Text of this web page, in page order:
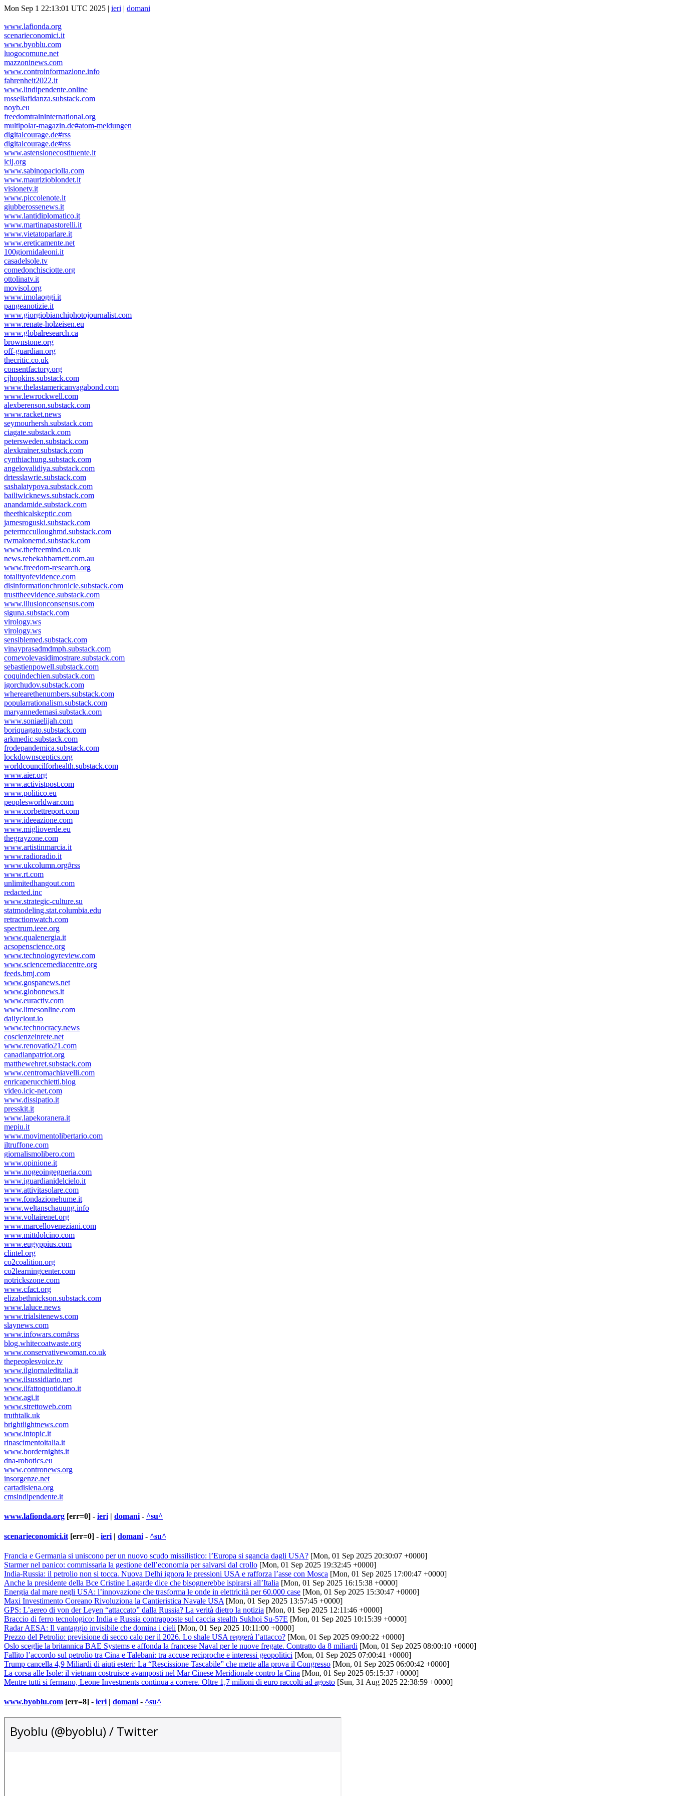
Mon Sep 1 22:13:01 UTC 2025 | ieri | domani
www.lafionda.org
scenarieconomici.it
www.byoblu.com
luogocomune.net
mazzoninews.com
www.controinformazione.info
fahrenheit2022.it
www.lindipendente.online
rossellafidanza.substack.com
noyb.eu
freedomtraininternational.org
multipolar-magazin.de#atom-meldungen
digitalcourage.de#rss
digitalcourage.de#rss
www.astensionecostituente.it
icij.org
www.sabinopaciolla.com
www.maurizioblondet.it
visionetv.it
www.piccolenote.it
giubberossenews.it
www.lantidiplomatico.it
www.martinapastorelli.it
www.vietatoparlare.it
www.ereticamente.net
100giornidaleoni.it
casadelsole.tv
comedonchisciotte.org
ottolinatv.it
movisol.org
www.imolaoggi.it
pangeanotizie.it
www.giorgiobianchiphotojournalist.com
www.renate-holzeisen.eu
www.globalresearch.ca
brownstone.org
off-guardian.org
thecritic.co.uk
consentfactory.org
cjhopkins.substack.com
www.thelastamericanvagabond.com
www.lewrockwell.com
alexberenson.substack.com
www.racket.news
seymourhersh.substack.com
ciagate.substack.com
petersweden.substack.com
alexkrainer.substack.com
cynthiachung.substack.com
angelovalidiya.substack.com
drtesslawrie.substack.com
sashalatypova.substack.com
bailiwicknews.substack.com
anandamide.substack.com
theethicalskeptic.com
jamesroguski.substack.com
petermcculloughmd.substack.com
rwmalonemd.substack.com
www.thefreemind.co.uk
news.rebekahbarnett.com.au
www.freedom-research.org
totalityofevidence.com
disinformationchronicle.substack.com
trusttheevidence.substack.com
www.illusionconsensus.com
siguna.substack.com
virology.ws
virology.ws
sensiblemed.substack.com
vinayprasadmdmph.substack.com
comevolevasidimostrare.substack.com
sebastienpowell.substack.com
coquindechien.substack.com
igorchudov.substack.com
wherearethenumbers.substack.com
popularrationalism.substack.com
maryannedemasi.substack.com
www.soniaelijah.com
boriquagato.substack.com
arkmedic.substack.com
frodepandemica.substack.com
lockdownsceptics.org
worldcouncilforhealth.substack.com
www.aier.org
www.activistpost.com
www.politico.eu
peoplesworldwar.com
www.corbettreport.com
www.ideeazione.com
www.miglioverde.eu
thegrayzone.com
www.artistinmarcia.it
www.radioradio.it
www.ukcolumn.org#rss
www.rt.com
unlimitedhangout.com
redacted.inc
www.strategic-culture.su
statmodeling.stat.columbia.edu
retractionwatch.com
spectrum.ieee.org
www.qualenergia.it
acsopenscience.org
www.technologyreview.com
www.sciencemediacentre.org
feeds.bmj.com
www.gospanews.net
www.globonews.it
www.euractiv.com
www.limesonline.com
dailyclout.io
www.technocracy.news
coscienzeinrete.net
www.renovatio21.com
canadianpatriot.org
matthewehret.substack.com
www.centromachiavelli.com
enricaperucchietti.blog
video.icic-net.com
www.dissipatio.it
presskit.it
www.lapekoranera.it
mepiu.it
www.movimentolibertario.com
iltruffone.com
giornalismolibero.com
www.opinione.it
www.nogeoingegneria.com
www.iguardianidelcielo.it
www.attivitasolare.com
www.fondazionehume.it
www.weltanschauung.info
www.voltairenet.org
www.marcelloveneziani.com
www.mittdolcino.com
www.eugyppius.com
clintel.org
co2coalition.org
co2learningcenter.com
notrickszone.com
www.cfact.org
elizabethnickson.substack.com
www.laluce.news
www.trialsitenews.com
slaynews.com
www.infowars.com#rss
blog.whitecoatwaste.org
www.conservativewoman.co.uk
thepeoplesvoice.tv
www.ilgiornaleditalia.it
www.ilsussidiario.net
www.ilfattoquotidiano.it
www.agi.it
www.strettoweb.com
truthtalk.uk
brightlightnews.com
www.intopic.it
rinascimentoitalia.it
www.bordernights.it
dna-robotics.eu
www.contronews.org
insorgenze.net
cartadisiena.org
cmsindipendente.it
www.lafionda.org [err=0] - ieri | domani - ^su^
scenarieconomici.it [err=0] - ieri | domani - ^su^
Francia e Germania si uniscono per un nuovo scudo missilistico: l’Europa si sgancia dagli USA? [Mon, 01 Sep 2025 20:30:07 +0000]
Starmer nel panico: commissaria la gestione dell’economia per salvarsi dal crollo [Mon, 01 Sep 2025 19:32:45 +0000]
India-Russia: il petrolio non si tocca. Nuova Delhi ignora le pressioni USA e rafforza l’asse con Mosca [Mon, 01 Sep 2025 17:00:47 +0000]
Anche la presidente della Bce Cristine Lagarde dice che bisognerebbe ispirarsi all’Italia [Mon, 01 Sep 2025 16:15:38 +0000]
Energia dal mare negli USA: l’innovazione che trasforma le onde in elettricità per 60.000 case [Mon, 01 Sep 2025 15:30:47 +0000]
Maxi Investimento Coreano Rivoluziona la Cantieristica Navale USA [Mon, 01 Sep 2025 13:57:45 +0000]
GPS: L’aereo di von der Leyen “attaccato” dalla Russia? La verità dietro la notizia [Mon, 01 Sep 2025 12:11:46 +0000]
Braccio di ferro tecnologico: India e Russia contrapposte sul caccia stealth Sukhoi Su-57E [Mon, 01 Sep 2025 10:15:39 +0000]
Radar AESA: Il vantaggio invisibile che domina i cieli [Mon, 01 Sep 2025 10:11:00 +0000]
Prezzo del Petrolio: previsione di secco calo per il 2026. Lo shale USA reggerà l’attacco? [Mon, 01 Sep 2025 09:00:22 +0000]
Oslo sceglie la britannica BAE Systems e affonda la francese Naval per le nuove fregate. Contratto da 8 miliardi [Mon, 01 Sep 2025 08:00:10 +0000]
Fallito l’accordo sul petrolio tra Cina e Talebani: tra accuse reciproche e interessi geopolitici [Mon, 01 Sep 2025 07:00:41 +0000]
Trump cancella 4,9 Miliardi di aiuti esteri: La “Rescissione Tascabile” che mette alla prova il Congresso [Mon, 01 Sep 2025 06:00:42 +0000]
La corsa alle Isole: il vietnam costruisce avamposti nel Mar Cinese Meridionale contro la Cina [Mon, 01 Sep 2025 05:15:37 +0000]
Mentre tutti si fermano, Leone Investments continua a correre. Oltre 1,7 milioni di euro raccolti ad agosto [Sun, 31 Aug 2025 22:38:59 +0000]
www.byoblu.com [err=8] - ieri | domani - ^su^